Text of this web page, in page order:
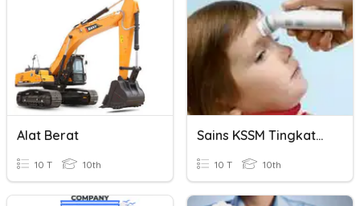
Alat Berat
10 T 10th
Sains KSSM Tingkatan 4 Bab 3
10 T 10th